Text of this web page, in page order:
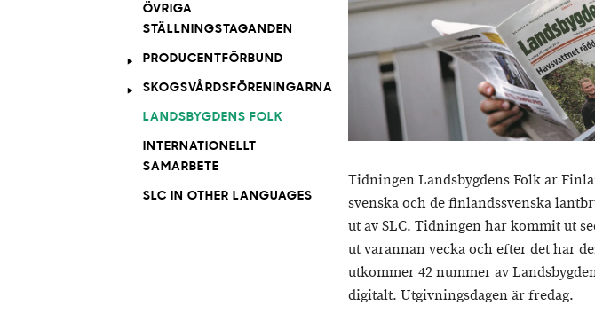
Tidningen Landsbygdens Folk är
svenska och de finlandssvenska
ut av SLC. Tidningen har kommit ut
ut varannan vecka och efter det har
utkommer 42 nummer av
digitalt. Utgivningsdagen är fredag.
ÖVRIGA
STÄLLNINGSTAGANDEN
PRODUCENTFÖRBUND
SKOGSVÅRDSFÖRENINGARNA
LANDSBYGDENS FOLK
INTERNATIONELLT
SAMARBETE
SLC IN OTHER LANGUAGES